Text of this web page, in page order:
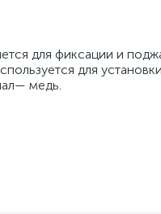
для фиксации и
для
медь.